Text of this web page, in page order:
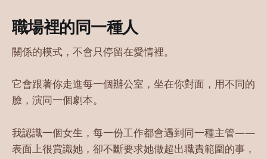
職場裡的同一種人
關係的模式，不會只停留在愛情裡。
它會跟著你走進每一個辦公室，坐在你對面，用不同的
臉，演同一個劇本。
我認識一個女生，每一份工作都會遇到同一種主管——
表面上很賞識她，卻不斷要求她做超出職責範圍的事，